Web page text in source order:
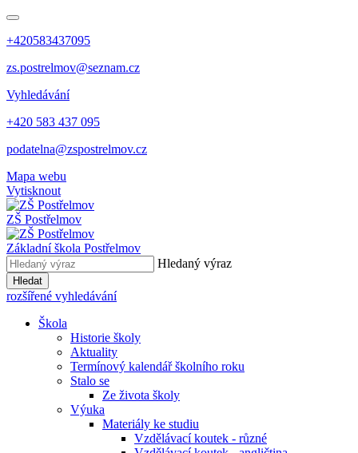
+420583437095
zs.postrelmov@seznam.cz
Vyhledávání
+420 583 437 095
podatelna@zspostrelmov.cz
Mapa webu
Vytisknout
ZŠ Postřelmov
Základní škola Postřelmov
Hledaný výraz
Hledat
rozšířené vyhledávání
Škola
Historie školy
Aktuality
Termínový kalendář školního roku
Stalo se
Ze života školy
Výuka
Materiály ke studiu
Vzdělávací koutek - různé